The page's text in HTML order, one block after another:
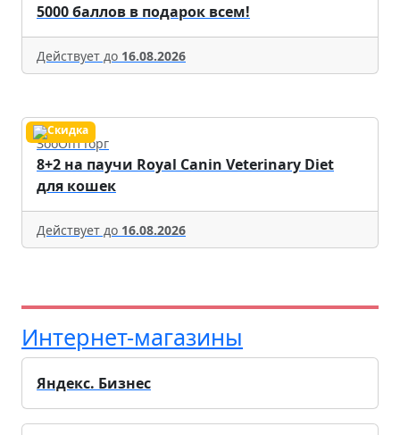
5000 баллов в подарок всем!
Действует до 16.08.2026
ЗооОптТорг
8+2 на паучи Royal Canin Veterinary Diet
для кошек
Действует до 16.08.2026
Интернет-магазины
Яндекс. Бизнес